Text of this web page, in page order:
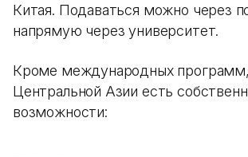
Китая. Подаваться можно через
напрямую через университет.
Кроме международных
Центральной Азии есть
возможности: